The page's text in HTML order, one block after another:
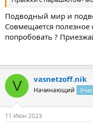
Подводный мир и
Совмещается полезное
попробовать ?
V vasnetzoff.nik
Начинающий
11 Июн 2023